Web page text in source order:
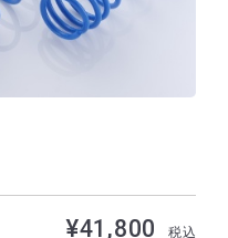
¥41,800 税込